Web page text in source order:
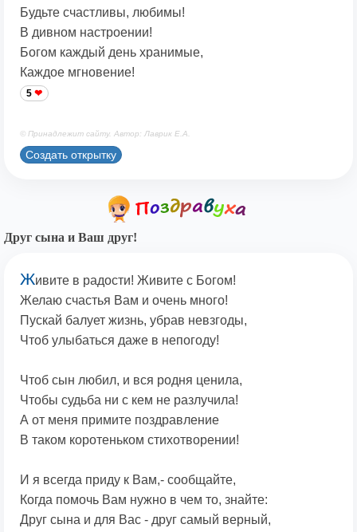
Будьте счастливы, любимы!
В дивном настроении!
Богом каждый день хранимые,
Каждое мгновение!
5
© Принадлежит сайту. Автор: Лаврик Е.А.
Создать открытку
Друг сына и Ваш друг!
Живите в радости! Живите с Богом!
Желаю счастья Вам и очень много!
Пускай балует жизнь, убрав невзгоды,
Чтоб улыбаться даже в непогоду!
Чтоб сын любил, и вся родня ценила,
Чтобы судьба ни с кем не разлучила!
А от меня примите поздравление
В таком коротеньком стихотворении!
И я всегда приду к Вам,- сообщайте,
Когда помочь Вам нужно в чем то, знайте:
Друг сына и для Вас - друг самый верный,